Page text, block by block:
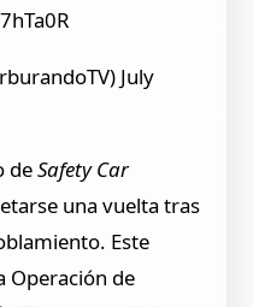
July
deSafety Car
una vuelta tras
Este
Operación de